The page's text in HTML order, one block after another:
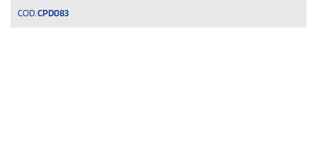
COD. CPD083